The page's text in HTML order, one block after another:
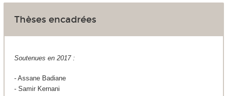
Thèses encadrées
Soutenues en 2017 :
- Assane Badiane
- Samir Kernani